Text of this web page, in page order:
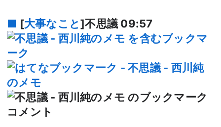
■ [大事なこと]不思議 09:57